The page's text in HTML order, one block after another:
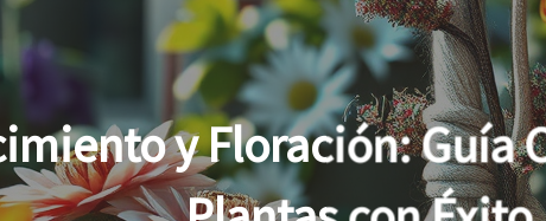
indoor: la clave para
tus plantas